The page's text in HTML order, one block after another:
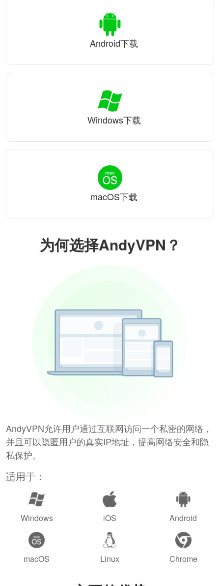
为何选择AndyVPN？
AndyVPN允许用户通过互联网访问一个私密的网络，
并且可以隐匿用户的真实IP地址，提高网络安全和隐
私保护。
适用于：
Windows iOS Android
macOS Linux Chrome
Android下载
Windows下载
macOS下载